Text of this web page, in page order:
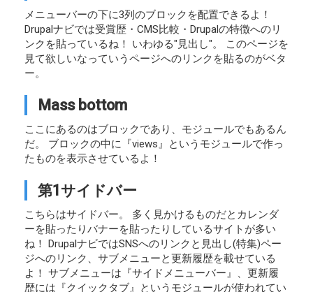
メニューバーの下に3列のブロックを配置できるよ！
Drupalナビでは受賞歴・CMS比較・Drupalの特徴へのリ
ンクを貼っているね！ いわゆる"見出し"。 このページを
見て欲しいなっていうページへのリンクを貼るのがベタ
ー。
Mass bottom
ここにあるのはブロックであり、モジュールでもあるん
だ。 ブロックの中に『views』というモジュールで作っ
たものを表示させているよ！
第1サイドバー
こちらはサイドバー。 多く見かけるものだとカレンダ
ーを貼ったりバナーを貼ったりしているサイトが多い
ね！ DrupalナビではSNSへのリンクと見出し(特集)ペー
ジへのリンク、サブメニューと更新履歴を載せている
よ！ サブメニューは『サイドメニューバー』、更新履
歴には『クイックタブ』というモジュールが使われてい